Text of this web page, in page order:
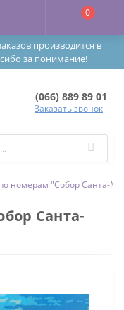
производится в
за понимание!
0
(066) 889 89 01
Заказать звонок
номерам "Собор Санта-
Санта-